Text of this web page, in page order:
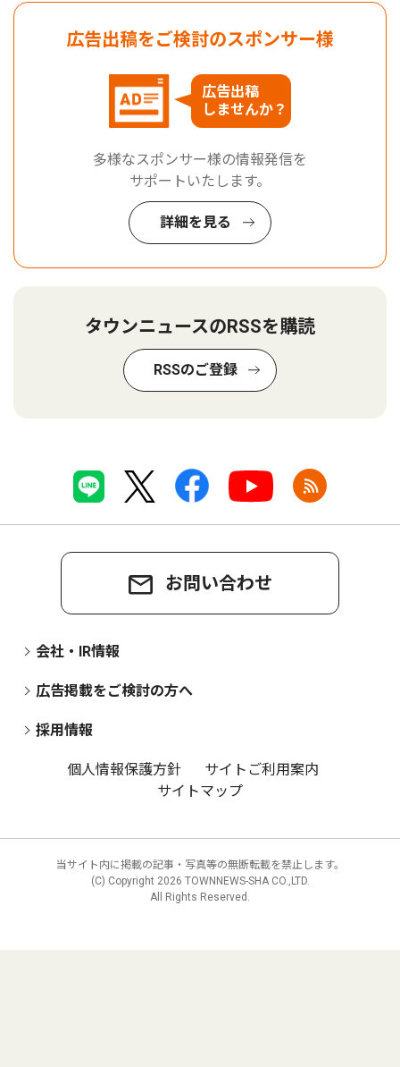
広告出稿をご検討のスポンサー様
広告出稿
しませんか？
多様なスポンサー様の情報発信を
サポートいたします。
詳細を見る
タウンニュースのRSSを購読
RSSのご登録
お問い合わせ
会社・IR情報
広告掲載をご検討の方へ
採用情報
個人情報保護方針
サイトご利用案内
サイトマップ
当サイト内に掲載の記事・写真等の無断転載を禁止します。
(C) Copyright 2026 TOWNNEWS-SHA CO.,LTD.
All Rights Reserved.